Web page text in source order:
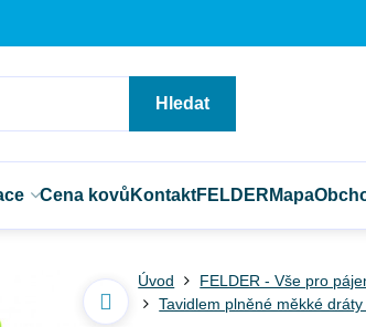
Hledat
Cena kovů KontaktFELDER Mapa
Úvod
FELDER - Vše pro
Tavidlem plněné měkké